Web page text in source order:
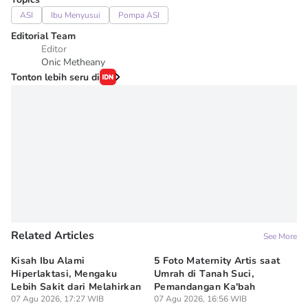
ASI Ibu Menyusui Pompa ASI
Editorial Team
Editor
Onic Metheany
Tonton lebih seru di
Related Articles See More
Kisah Ibu Alami
Hiperlaktasi, Mengaku
Lebih Sakit dari Melahirkan
07 Agu 2026, 17:27 WIB
5 Foto Maternity Artis saat
Umrah di Tanah Suci,
Pemandangan Ka'bah
07 Agu 2026, 16:56 WIB